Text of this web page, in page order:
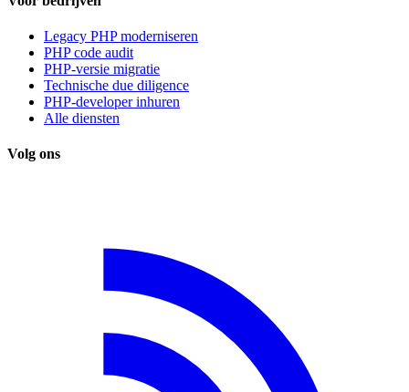
Legacy PHP moderniseren
PHP code audit
PHP-versie migratie
Technische due diligence
PHP-developer inhuren
Alle diensten
Volg ons